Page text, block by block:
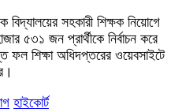
সহকারী শিক্ষক নিয়োগে
৫৩১ জন প্রার্থীকে নির্বাচন করে
ফল শিক্ষা অধিদপ্তরের ওয়েবসাইটে
হাইকোর্ট